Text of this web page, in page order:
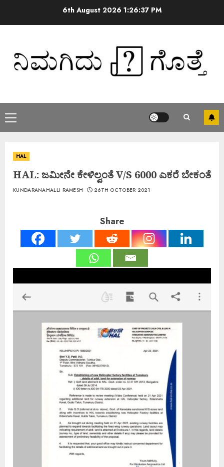
6th August 2026 1:26:38 PM
HAL
HAL: ಜಮೀನೇ ಕೇಳಿಲ್ವಂತೆ V/S 6000 ಎಕರೆ ಬೇಕಂತೆ
KUNDARANAHALLI RAMESH 26TH OCTOBER 2021
Share